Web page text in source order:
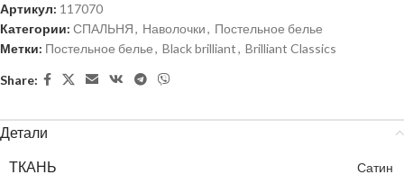
Артикул: 117070
Категории: СПАЛЬНЯ, Наволочки, Постельное белье
Метки: Постельное белье, Black brilliant, Brilliant Classics
Share:
Детали
ТКАНЬ
Сатин